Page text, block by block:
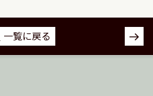
一覧に戻る